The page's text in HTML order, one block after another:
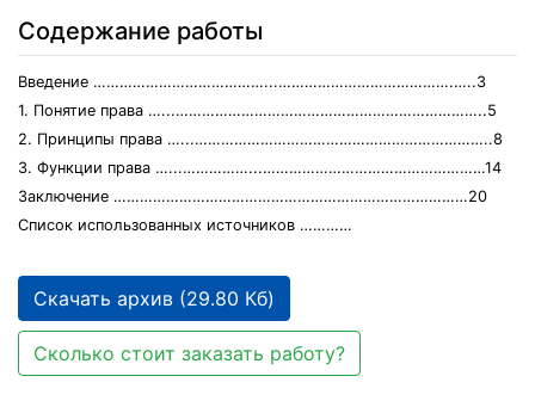
Содержание работы
Введение …………………………………...………………………………….…..3
1. Понятие права …...……………………………………………………………..5
2. Принципы права …...…………………………………………………………..8
3. Функции права …...……………...……………………………………………14
Заключение ………………………………………………………………………20
Список использованных источников …………
Скачать архив (29.80 Кб)
Сколько стоит заказать работу?